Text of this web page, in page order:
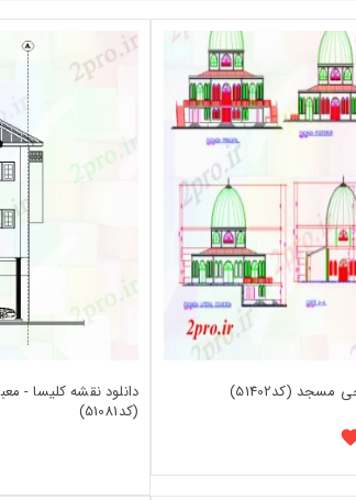
(کد51402)
(کد51081)